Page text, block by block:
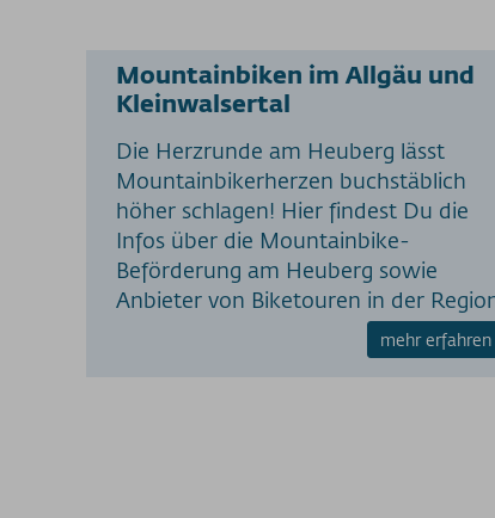
Mountainbiken im Allgäu und
Kleinwalsertal
Die Herzrunde am Heuberg lässt
Mountainbikerherzen buchstäblich
höher schlagen! Hier findest Du die
Infos über die Mountainbike-
Beförderung am Heuberg sowie
Anbieter von Biketouren in der
mehr erfahren